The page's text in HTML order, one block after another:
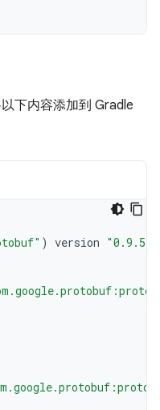
下内容添加到 Gradle
) version "0.9.5"